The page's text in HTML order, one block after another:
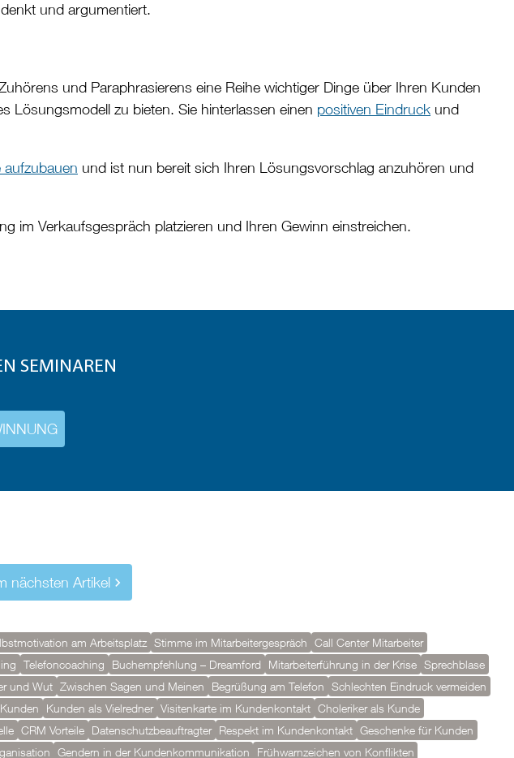
und argumentiert.
und Paraphrasierens eine Reihe wichtiger Dinge über Ihren Kunden
Lösungsmodell zu bieten. Sie hinterlassen einen positiven Eindruck und
aufzubauen und ist nun bereit sich Ihren Lösungsvorschlag anzuhören und
im Verkaufsgespräch platzieren und Ihren Gewinn einstreichen.
SEMINAREN
nächsten Artikel
am Arbeitsplatz Stimme im Mitarbeitergespräch
Call Center Mitarbeiter
Telefoncoaching Buchempfehlung – Dreamford Mitarbeiterführung in der Krise Sprechblase
und Wut Zwischen Sagen und Meinen Begrüßung am Telefon
Schlechten Eindruck vermeiden
Kunden als Vielredner Visitenkarte im Kundenkontakt Choleriker als Kunde
CRM Vorteile Datenschutzbeauftragter Respekt im Kundenkontakt Geschenke für Kunden
Gendern in der Kundenkommunikation Frühwarnzeichen von Konflikten